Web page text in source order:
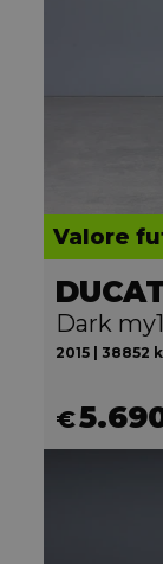
Valore
Dark
2015 | 38852
€